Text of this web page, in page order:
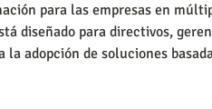
para las empresas en
diseñado para directivos,
adopción de soluciones